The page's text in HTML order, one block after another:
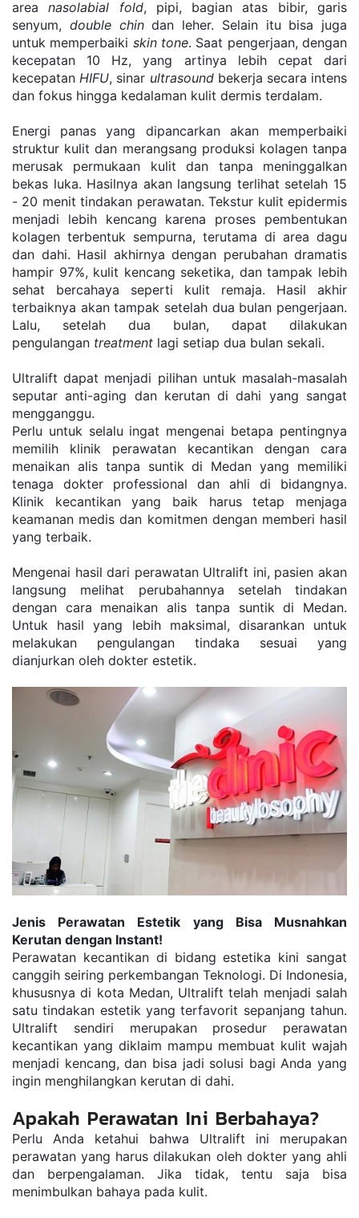
area nasolabial fold, pipi, bagian atas bibir, garis
senyum, double chin dan leher. Selain itu bisa juga
untuk memperbaiki skin tone. Saat pengerjaan, dengan
kecepatan 10 Hz, yang artinya lebih cepat dari
kecepatan HIFU, sinar ultrasound bekerja secara intens
dan fokus hingga kedalaman kulit dermis terdalam.
Energi panas yang dipancarkan akan memperbaiki
struktur kulit dan merangsang produksi kolagen tanpa
merusak permukaan kulit dan tanpa meninggalkan
bekas luka. Hasilnya akan langsung terlihat setelah 15
- 20 menit tindakan perawatan. Tekstur kulit epidermis
menjadi lebih kencang karena proses pembentukan
kolagen terbentuk sempurna, terutama di area dagu
dan dahi. Hasil akhirnya dengan perubahan dramatis
hampir 97%, kulit kencang seketika, dan tampak lebih
sehat bercahaya seperti kulit remaja. Hasil akhir
terbaiknya akan tampak setelah dua bulan pengerjaan.
Lalu, setelah dua bulan, dapat dilakukan
pengulangan treatment lagi setiap dua bulan sekali.
Ultralift dapat menjadi pilihan untuk masalah-masalah
seputar anti-aging dan kerutan di dahi yang sangat
mengganggu.
Perlu untuk selalu ingat mengenai betapa pentingnya
memilih klinik perawatan kecantikan dengan cara
menaikan alis tanpa suntik di Medan yang memiliki
tenaga dokter professional dan ahli di bidangnya.
Klinik kecantikan yang baik harus tetap menjaga
keamanan medis dan komitmen dengan memberi hasil
yang terbaik.
Mengenai hasil dari perawatan Ultralift ini, pasien akan
langsung melihat perubahannya setelah tindakan
dengan cara menaikan alis tanpa suntik di Medan.
Untuk hasil yang lebih maksimal, disarankan untuk
melakukan pengulangan tindaka sesuai yang
dianjurkan oleh dokter estetik.
Jenis Perawatan Estetik yang Bisa Musnahkan
Kerutan dengan Instant!
Perawatan kecantikan di bidang estetika kini sangat
canggih seiring perkembangan Teknologi. Di Indonesia,
khususnya di kota Medan, Ultralift telah menjadi salah
satu tindakan estetik yang terfavorit sepanjang tahun.
Ultralift sendiri merupakan prosedur perawatan
kecantikan yang diklaim mampu membuat kulit wajah
menjadi kencang, dan bisa jadi solusi bagi Anda yang
ingin menghilangkan kerutan di dahi.
Apakah Perawatan Ini Berbahaya?
Perlu Anda ketahui bahwa Ultralift ini merupakan
perawatan yang harus dilakukan oleh dokter yang ahli
dan berpengalaman. Jika tidak, tentu saja bisa
menimbulkan bahaya pada kulit.